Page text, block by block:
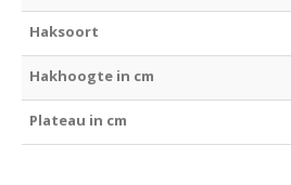
Haksoort
Hakhoogte in cm
Plateau in cm